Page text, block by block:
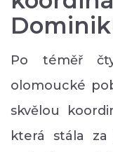
Po téměř
olomoucké
skvělou
která stála